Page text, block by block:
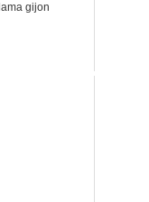
gijon